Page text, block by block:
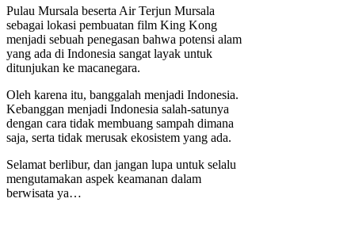
Pulau Mursala beserta Air Terjun Mursala
sebagai lokasi pembuatan film King Kong
menjadi sebuah penegasan bahwa potensi alam
yang ada di Indonesia sangat layak untuk
ditunjukan ke macanegara.
Oleh karena itu, banggalah menjadi Indonesia.
Kebanggan menjadi Indonesia salah-satunya
dengan cara tidak membuang sampah dimana
saja, serta tidak merusak ekosistem yang ada.
Selamat berlibur, dan jangan lupa untuk selalu
mengutamakan aspek keamanan dalam
berwisata ya…